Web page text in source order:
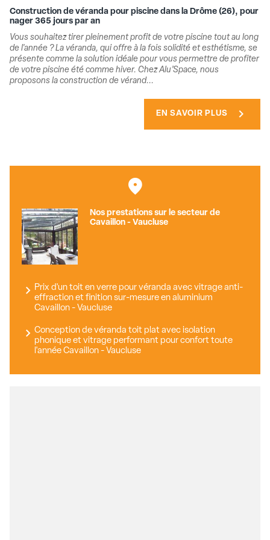
Construction de véranda pour piscine dans la Drôme (26), pour
nager 365 jours par an
Vous souhaitez tirer pleinement profit de votre piscine tout au long
de l'année ? La véranda, qui offre à la fois solidité et esthétisme, se
présente comme la solution idéale pour vous permettre de profiter
de votre piscine été comme hiver. Chez Alu’Space, nous
proposons la construction de vérand...
EN SAVOIR PLUS chevron_right
Nos prestations sur le secteur de
Cavaillon - Vaucluse
Prix d'un toit en verre pour véranda avec vitrage anti-
effraction et finition sur-mesure en aluminium
Cavaillon - Vaucluse
Conception de véranda toit plat avec isolation
phonique et vitrage performant pour confort toute
l'année Cavaillon - Vaucluse